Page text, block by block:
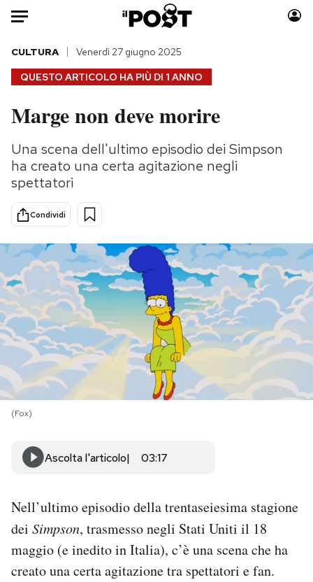
Auto
HOME
Italia
Politica
Tecnologia
Scienza
Economia
Sport
Moda
Consumismi
Storie/Idee
Altrecose
Mondiali calcio 2026
PODCAST
NEWSLETTER
CALENDARIO
AREA PERSONALE
QUESTO ARTICOLO HA PIÙ DI 1 ANNO
CULTURA Venerdì 27 giugno 2025
Marge non deve morire
Una scena dell'ultimo episodio dei Simpson
ha creato una certa agitazione negli
spettatori
Condividi
(Fox)
Ascolta l'articolo 03:17
Nell’ultimo episodio della trentaseiesima stagione
dei Simpson, trasmesso negli Stati Uniti il 18
maggio (e inedito in Italia), c’è una scena che ha
creato una certa agitazione tra spettatori e fan.